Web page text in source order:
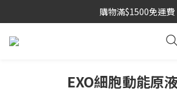
購物滿$1500免運費
EXO細胞動能原